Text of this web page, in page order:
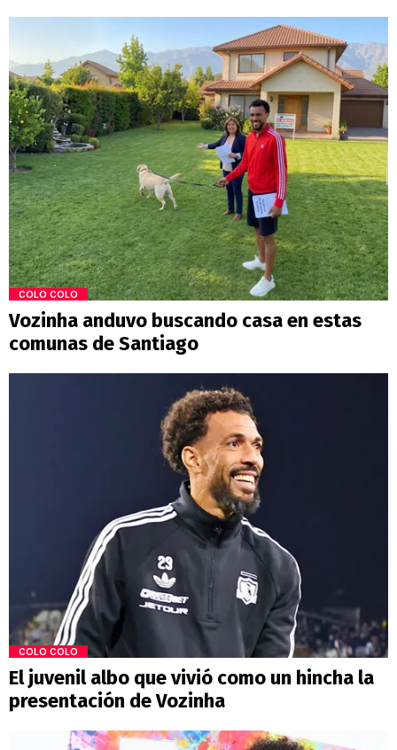
COLO COLO
Vozinha anduvo buscando casa en estas
comunas de Santiago
COLO COLO
El juvenil albo que vivió como un hincha la
presentación de Vozinha